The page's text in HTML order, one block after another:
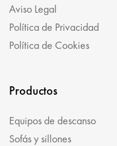
Aviso Legal
Política de Privacidad
Política de Cookies
Productos
Equipos de descanso
Sofás y sillones